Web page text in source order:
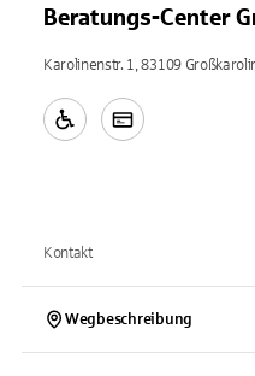
Beratungs-Center
Karolinenstr. 1, 83109
Kontakt
Wegbeschreibung